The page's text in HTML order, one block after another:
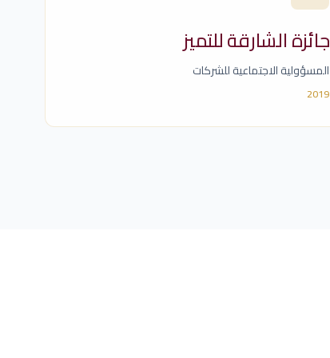
جائزة الشارقة للتميز
المسؤولية الاجتماعية للشركات
2019